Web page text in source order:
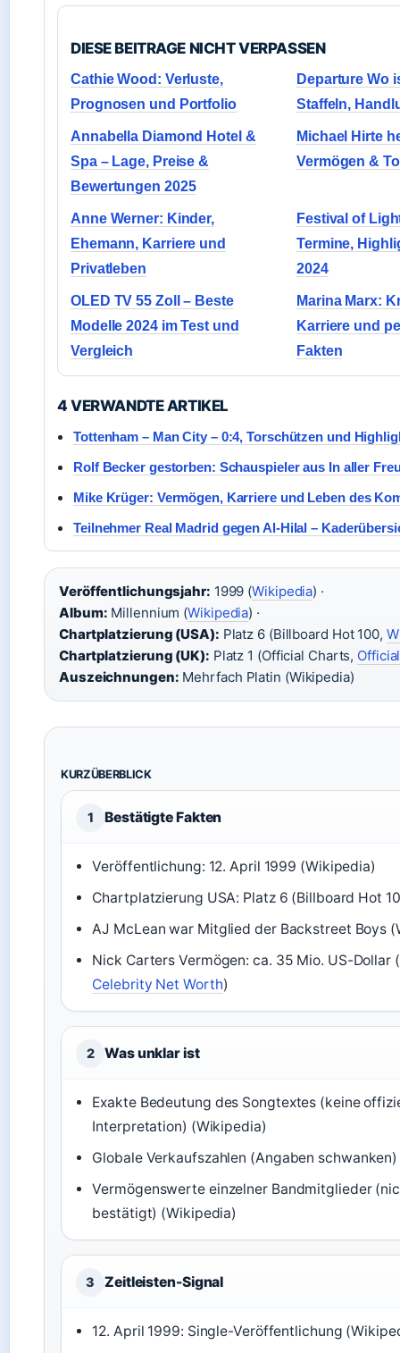
DIESE BEITRAGE NICHT VERPASSEN
Cathie Wood: Verluste,
Prognosen und Portfolio
Departure Wo
Staffeln,
Annabella Diamond Hotel &
Spa – Lage, Preise &
Bewertungen 2025
Michael Hirte
Vermögen &
Anne Werner: Kinder,
Ehemann, Karriere und
Privatleben
Festival of
Termine,
2024
OLED TV 55 Zoll – Beste
Modelle 2024 im Test und
Vergleich
Marina Marx:
Karriere und
Fakten
4 VERWANDTE ARTIKEL
Tottenham – Man City – 0:4, Torschützen und
Rolf Becker gestorben: Schauspieler aus In aller
Mike Krüger: Vermögen, Karriere und Leben des
Teilnehmer Real Madrid gegen Al-Hilal –
Veröffentlichungsjahr: 1999 (Wikipedia) ·
Album: Millennium (Wikipedia) ·
Chartplatzierung (USA): Platz 6 (Billboard Hot 100,
Chartplatzierung (UK): Platz 1 (Official Charts,
Auszeichnungen: Mehrfach Platin (Wikipedia)
KURZÜBERBLICK
1 Bestätigte Fakten
Veröffentlichung: 12. April 1999 (Wikipedia)
Chartplatzierung USA: Platz 6 (Billboard Hot
AJ McLean war Mitglied der Backstreet Boys
Nick Carters Vermögen: ca. 35 Mio. US-Dollar
Celebrity Net Worth)
2 Was unklar ist
Exakte Bedeutung des Songtextes (keine
Interpretation) (Wikipedia)
Globale Verkaufszahlen (Angaben
Vermögenswerte einzelner Bandmitglieder
bestätigt) (Wikipedia)
3 Zeitleisten-Signal
12. April 1999: Single-Veröffentlichung